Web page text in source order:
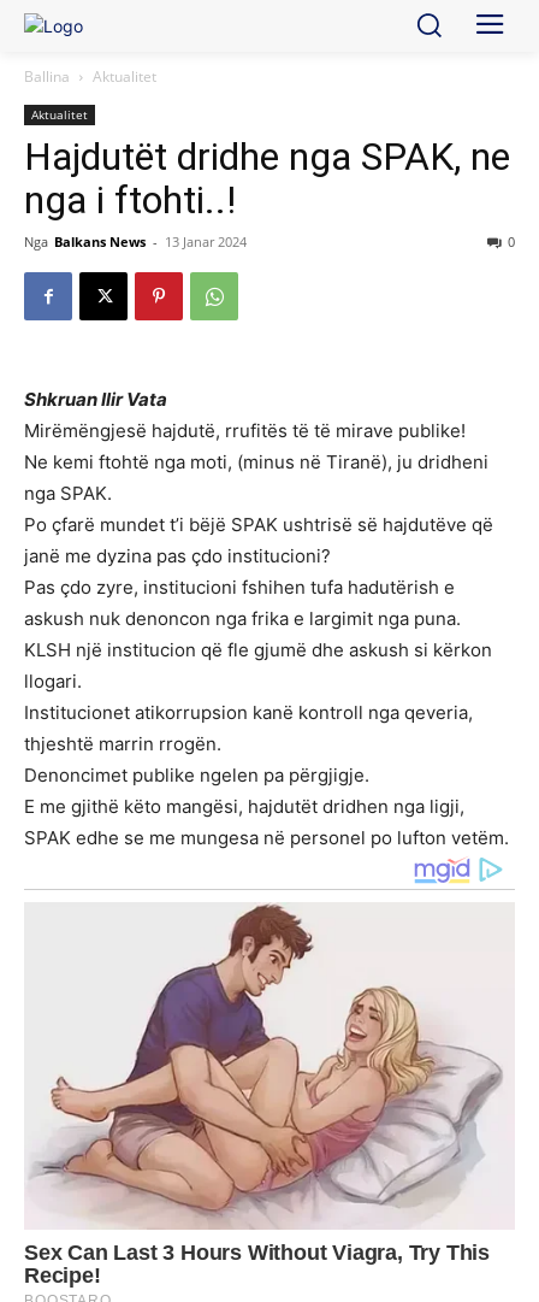
Ballina Aktualitet
Aktualitet
Hajdutët dridhe nga SPAK, ne
nga i ftohti..!
Nga Balkans News - 13 Janar 2024 0
Shkruan Ilir Vata
Mirëmëngjesë hajdutë, rrufitës të të mirave publike!
Ne kemi ftohtë nga moti, (minus në Tiranë), ju dridheni
nga SPAK.
Po çfarë mundet t’i bëjë SPAK ushtrisë së hajdutëve që
janë me dyzina pas çdo institucioni?
Pas çdo zyre, institucioni fshihen tufa hadutërish e
askush nuk denoncon nga frika e largimit nga puna.
KLSH një institucion që fle gjumë dhe askush si kërkon
llogari.
Institucionet atikorrupsion kanë kontroll nga qeveria,
thjeshtë marrin rrogën.
Denoncimet publike ngelen pa përgjigje.
E me gjithë këto mangësi, hajdutët dridhen nga ligji,
SPAK edhe se me mungesa në personel po lufton vetëm.